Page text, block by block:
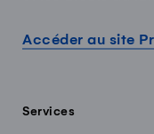
Accéder au site
Services